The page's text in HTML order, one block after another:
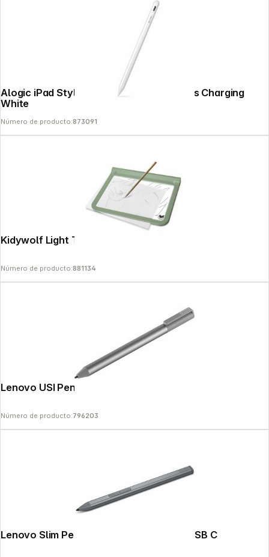
Alogic iPad Stylus Pen Magnetic Wireless Charging
White
Número de producto:873091
Kidywolf Light Tablet
Número de producto:881134
Número de producto:796203
Lenovo Slim Pen storm grey Touchpen USB C